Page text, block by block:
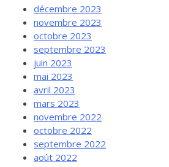
décembre 2023
novembre 2023
octobre 2023
septembre 2023
juin 2023
mai 2023
avril 2023
mars 2023
novembre 2022
octobre 2022
septembre 2022
août 2022